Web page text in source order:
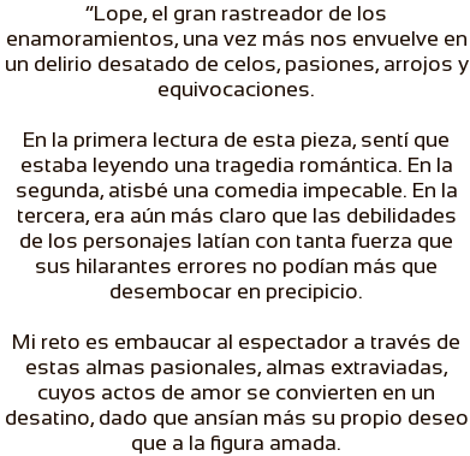
“Lope, el gran rastreador de los
enamoramientos, una vez más nos envuelve en
un delirio desatado de celos, pasiones, arrojos y
equivocaciones.
En la primera lectura de esta pieza, sentí que
estaba leyendo una tragedia romántica. En la
segunda, atisbé una comedia impecable. En la
tercera, era aún más claro que las debilidades
de los personajes latían con tanta fuerza que
sus hilarantes errores no podían más que
desembocar en precipicio.
Mi reto es embaucar al espectador a través de
estas almas pasionales, almas extraviadas,
cuyos actos de amor se convierten en un
desatino, dado que ansían más su propio deseo
que a la figura amada.